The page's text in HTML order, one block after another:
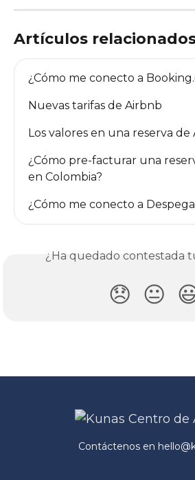
Artículos
¿Cómo me conecto a
Nuevas tarifas de Airbnb
Los valores en una reserva de
¿Cómo pre-facturar una
en Colombia?
¿Cómo me conecto a
¿Ha quedado contestada
😞 😐
Contáctenos en